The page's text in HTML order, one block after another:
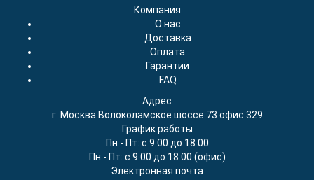
Компания
О нас
Доставка
Оплата
Гарантии
FAQ
Адрес
г. Москва Волоколамское шоссе 73 офис 329
График работы
Пн - Пт: с 9.00 до 18.00
Пн - Пт: с 9.00 до 18.00 (офис)
Электронная почта